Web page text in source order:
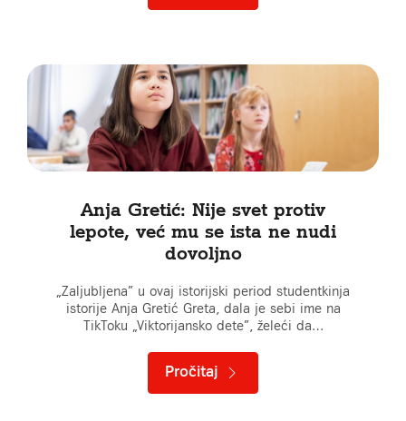
Anja Gretić: Nije svet protiv
lepote, već mu se ista ne nudi
dovoljno
„Zaljubljena” u ovaj istorijski period studentkinja
istorije Anja Gretić Greta, dala je sebi ime na
TikToku „Viktorijansko dete”, želeći da…
Pročitaj